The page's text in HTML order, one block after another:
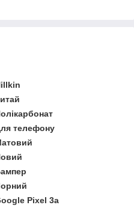
телефону
Pixel 3a